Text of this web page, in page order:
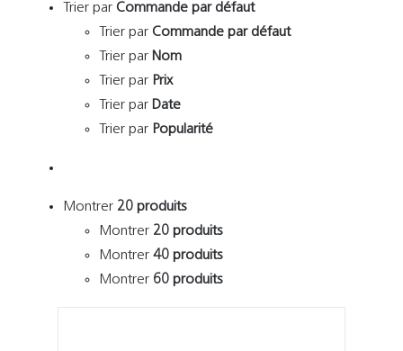
Trier par Commande par défaut
Trier par Commande par défaut
Trier par Nom
Trier par Prix
Trier par Date
Trier par Popularité
Montrer 20 produits
Montrer 20 produits
Montrer 40 produits
Montrer 60 produits